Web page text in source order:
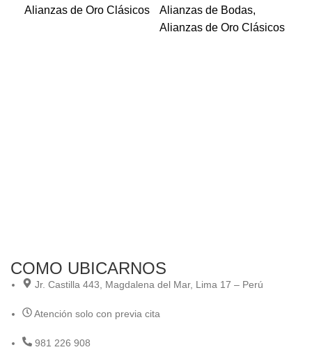
Alianzas de Oro Clásicos
Alianzas de Bodas,
Alianzas de Oro Clásicos
COMO UBICARNOS
Jr. Castilla 443, Magdalena del Mar, Lima 17 – Perú
Atención solo con previa cita
981 226 908